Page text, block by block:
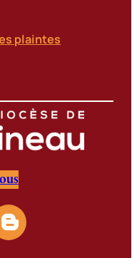
plaintes